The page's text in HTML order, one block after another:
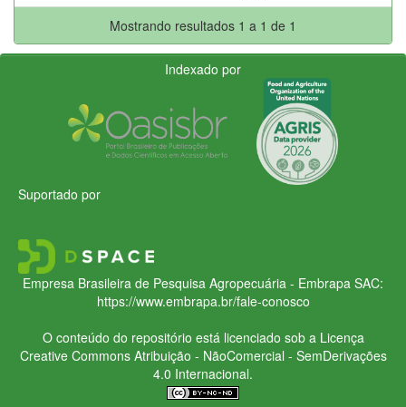
Mostrando resultados 1 a 1 de 1
Indexado por
Suportado por
Empresa Brasileira de Pesquisa Agropecuária - Embrapa SAC:
https://www.embrapa.br/fale-conosco
O conteúdo do repositório está licenciado sob a Licença
Creative CommonsAtribuição - NãoComercial - SemDerivações
4.0 Internacional.